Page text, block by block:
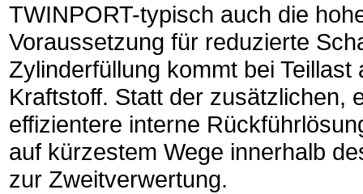
TWINPORT-typisch auch die
Voraussetzung für reduzierte
Zylinderfüllung kommt bei
Kraftstoff. Statt der zusätzlichen,
effizientere interne
auf kürzestem Wege innerhalb
zur Zweitverwertung.